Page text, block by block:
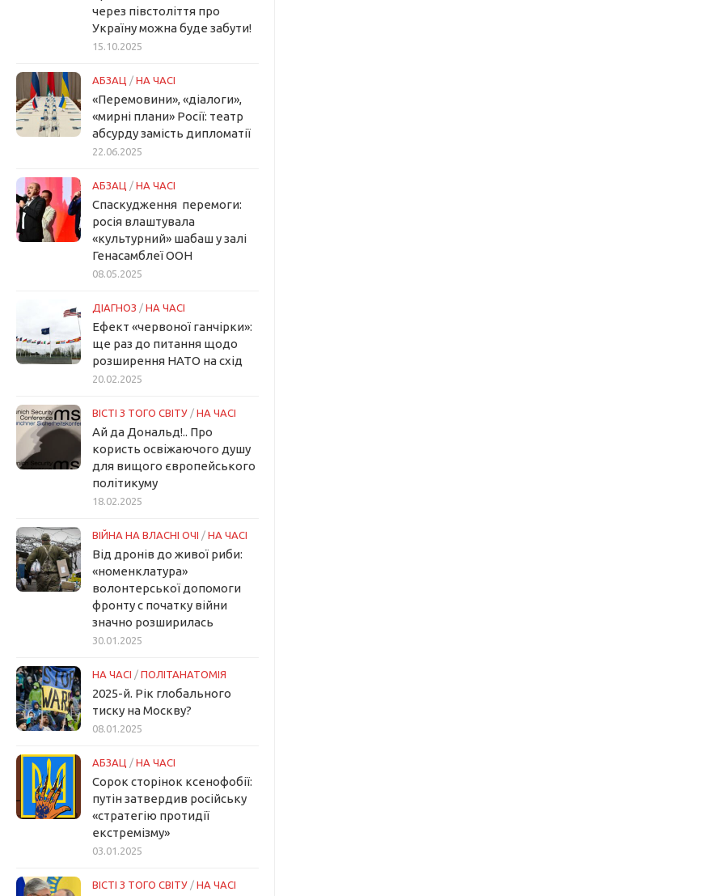
через півстоліття про
Україну можна буде забути!
15.10.2025
АБЗАЦ / НА ЧАСІ
«Перемовини», «діалоги»,
«мирні плани» Росії: театр
абсурду замість дипломатії
22.06.2025
АБЗАЦ / НА ЧАСІ
Спаскудження перемоги:
росія влаштувала
«культурний» шабаш у залі
Генасамблеї ООН
08.05.2025
ДІАГНОЗ / НА ЧАСІ
Ефект «червоної ганчірки»:
ще раз до питання щодо
розширення НАТО на схід
20.02.2025
ВІСТІ З ТОГО СВІТУ / НА ЧАСІ
Ай да Дональд!.. Про
користь освіжаючого душу
для вищого європейського
політикуму
18.02.2025
ВІЙНА НА ВЛАСНІ ОЧІ / НА ЧАСІ
Від дронів до живої риби:
«номенклатура»
волонтерської допомоги
фронту с початку війни
значно розширилась
30.01.2025
НА ЧАСІ / ПОЛІТАНАТОМІЯ
2025-й. Рік глобального
тиску на Москву?
08.01.2025
АБЗАЦ / НА ЧАСІ
Сорок сторінок ксенофобії:
путін затвердив російську
«стратегію протидії
екстремізму»
03.01.2025
ВІСТІ З ТОГО СВІТУ / НА ЧАСІ